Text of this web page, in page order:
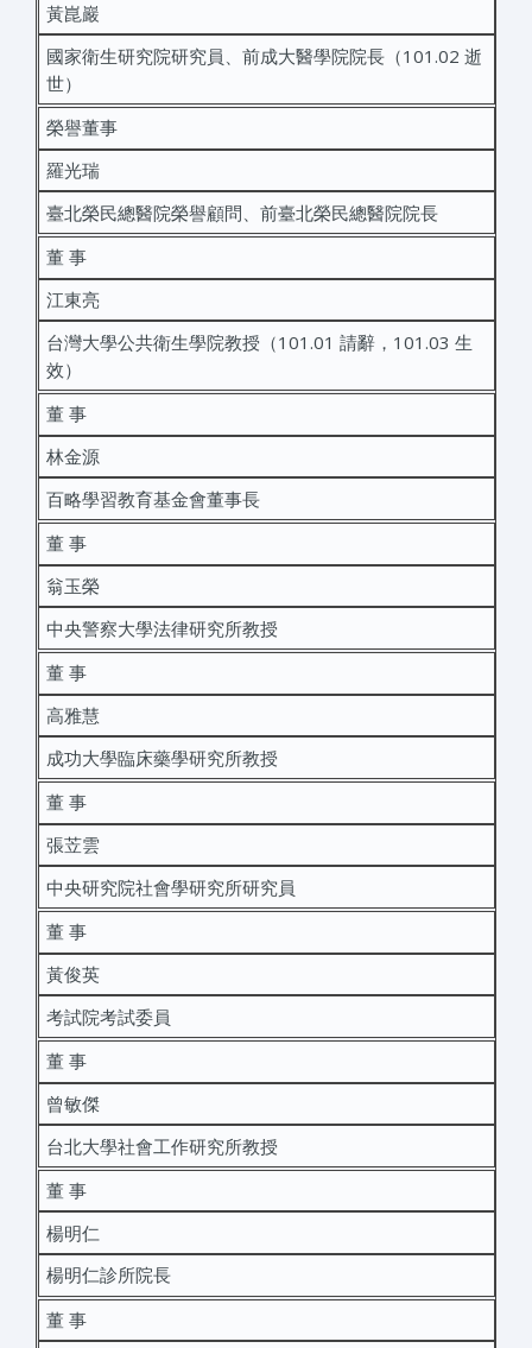
黃崑巖
國家衛生研究院研究員、前成大醫學院院長（101.02 逝
世）
榮譽董事
羅光瑞
臺北榮民總醫院榮譽顧問、前臺北榮民總醫院院長
董 事
江東亮
台灣大學公共衛生學院教授（101.01 請辭，101.03 生
效）
董 事
林金源
百略學習教育基金會董事長
董 事
翁玉榮
中央警察大學法律研究所教授
董 事
高雅慧
成功大學臨床藥學研究所教授
董 事
張苙雲
中央研究院社會學研究所研究員
董 事
黃俊英
考試院考試委員
董 事
曾敏傑
台北大學社會工作研究所教授
董 事
楊明仁
楊明仁診所院長
董 事